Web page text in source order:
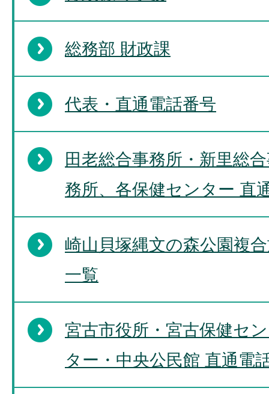
総務部 財政課
代表・直通電話番号
田老総合事務所・新里総
務所、各保健センター 直
崎山貝塚縄文の森公園複
一覧
宮古市役所・宮古保健セ
ター・中央公民館 直通電